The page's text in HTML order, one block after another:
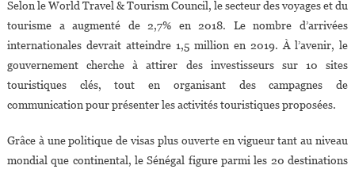
Selon le World Travel & Tourism Council, le secteur des voyages et du
tourisme a augmenté de 2,7% en 2018. Le nombre d’arrivées
internationales devrait atteindre 1,5 million en 2019. À l’avenir, le
gouvernement cherche à attirer des investisseurs sur 10 sites
touristiques clés, tout en organisant des campagnes de
communication pour présenter les activités touristiques proposées.
Grâce à une politique de visas plus ouverte en vigueur tant au niveau
mondial que continental, le Sénégal figure parmi les 20 destinations